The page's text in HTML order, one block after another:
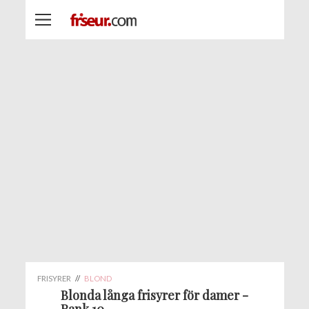
FRISYRER // BLOND
Blonda långa frisyrer för damer -